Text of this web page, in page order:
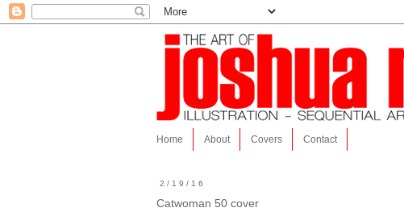
Home About Covers Contact
2/19/16
Catwoman 50 cover